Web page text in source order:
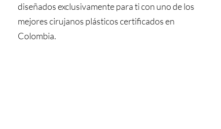
diseñados exclusivamente para ti con uno de los
mejores cirujanos plásticos certificados en
Colombia.